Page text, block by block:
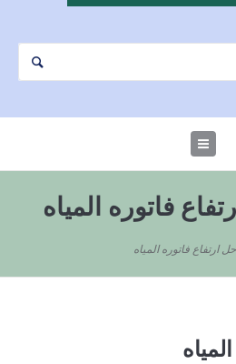
فاتوره المياه
حل ارتفاع فاتوره المياه